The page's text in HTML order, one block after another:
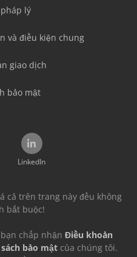
lý
và điều kiện chung
giao dịch
bảo mật
LinkedIn
cả trên trang này đều không
bắt buộc!
chấp nhận Điều khoản
bảo mật của chúng tôi.